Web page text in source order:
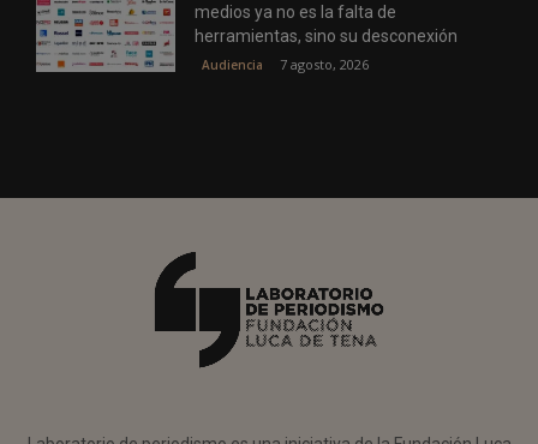
medios ya no es la falta de
herramientas, sino su desconexión
Audiencia 7 agosto, 2026